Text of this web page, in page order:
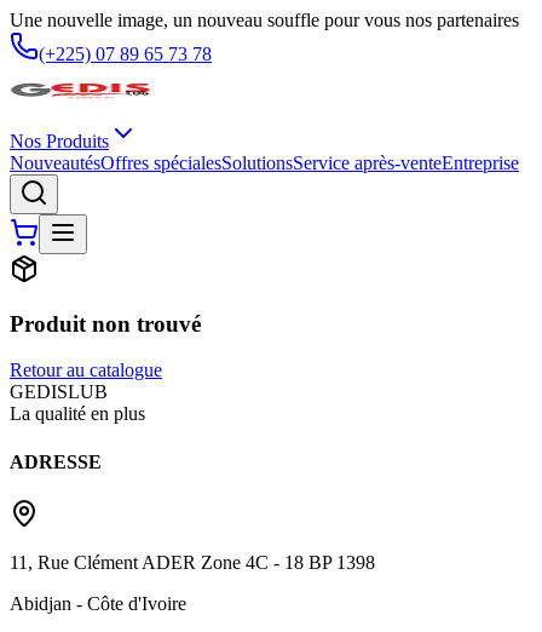
Une nouvelle image, un nouveau souffle pour vous nos partenaires
(+225) 07 89 65 73 78
Nos Produits
NouveautésOffres spécialesSolutionsService après-venteEntreprise
Produit non trouvé
Retour au catalogue
GEDISLUB
La qualité en plus
ADRESSE
11, Rue Clément ADER Zone 4C - 18 BP 1398
Abidjan - Côte d'Ivoire